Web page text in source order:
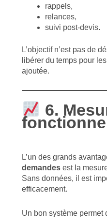
rappels,
relances,
suivi post-devis.
L’objectif n’est pas de
libérer du temps pour
ajoutée.
6.
L’un des grands
demandes est la
Sans données, il est
efficacement.
Un bon système permet